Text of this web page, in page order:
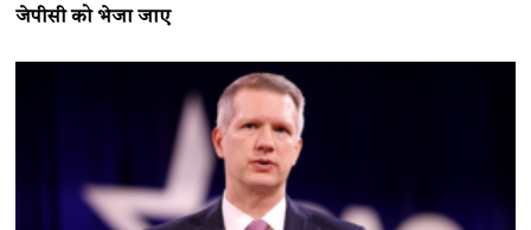
जेपीसी को भेजा जाए